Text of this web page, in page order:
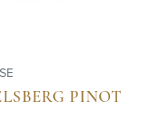
PINOT